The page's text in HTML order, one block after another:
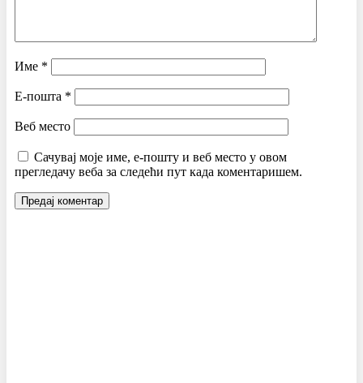
Име *
Е-пошта *
Веб место
Сачувај моје име, е-пошту и веб место у овом
прегледачу веба за следећи пут када коментаришем.